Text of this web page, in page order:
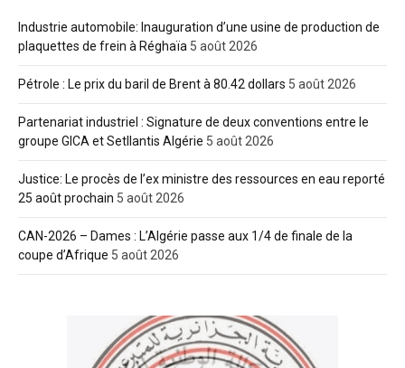
Industrie automobile: Inauguration d’une usine de production de
plaquettes de frein à Réghaïa 5 août 2026
Pétrole : Le prix du baril de Brent à 80.42 dollars 5 août 2026
Partenariat industriel : Signature de deux conventions entre le
groupe GICA et Setllantis Algérie 5 août 2026
Justice: Le procès de l’ex ministre des ressources en eau reporté
25 août prochain 5 août 2026
CAN-2026 – Dames : L’Algérie passe aux 1/4 de finale de la
coupe d’Afrique 5 août 2026